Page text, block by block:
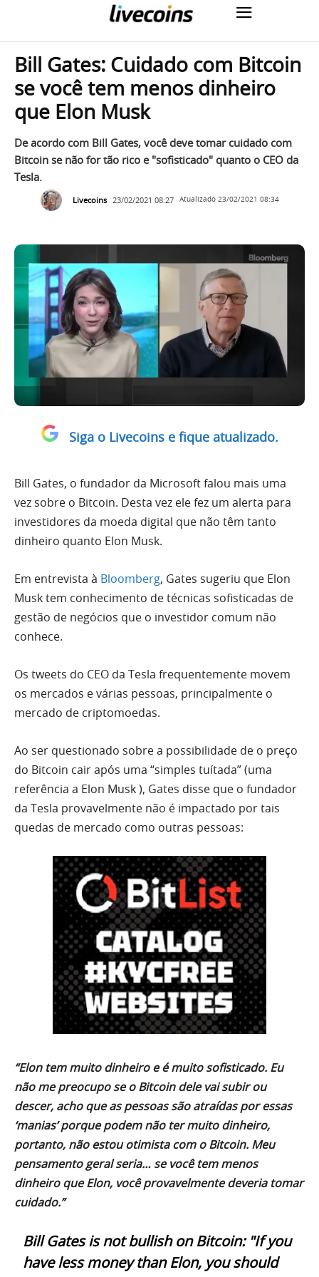
Bill Gates: Cuidado com Bitcoin
se você tem menos dinheiro
que Elon Musk
De acordo com Bill Gates, você deve tomar cuidado com
Bitcoin se não for tão rico e "sofisticado" quanto o CEO da
Tesla.
Livecoins 23/02/2021 08:27 Atualizado 23/02/2021 08:34
Siga o Livecoins e fique atualizado.
Bill Gates, o fundador da Microsoft falou mais uma
vez sobre o Bitcoin. Desta vez ele fez um alerta para
investidores da moeda digital que não têm tanto
dinheiro quanto Elon Musk.
Em entrevista à Bloomberg, Gates sugeriu que Elon
Musk tem conhecimento de técnicas sofisticadas de
gestão de negócios que o investidor comum não
conhece.
Os tweets do CEO da Tesla frequentemente movem
os mercados e várias pessoas, principalmente o
mercado de criptomoedas.
Ao ser questionado sobre a possibilidade de o preço
do Bitcoin cair após uma “simples tuítada” (uma
referência a Elon Musk ), Gates disse que o fundador
da Tesla provavelmente não é impactado por tais
quedas de mercado como outras pessoas:
“Elon tem muito dinheiro e é muito sofisticado. Eu
não me preocupo se o Bitcoin dele vai subir ou
descer, acho que as pessoas são atraídas por essas
‘manias’ porque podem não ter muito dinheiro,
portanto, não estou otimista com o Bitcoin. Meu
pensamento geral seria… se você tem menos
dinheiro que Elon, você provavelmente deveria tomar
cuidado.”
Bill Gates is not bullish on Bitcoin: "If you
have less money than Elon, you should